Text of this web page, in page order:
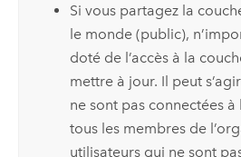
Si vous partagez la
le monde (public),
doté de l’accès à la
mettre à jour. Il peut
ne sont pas connectées
tous les membres de
utilisateurs qui ne sont